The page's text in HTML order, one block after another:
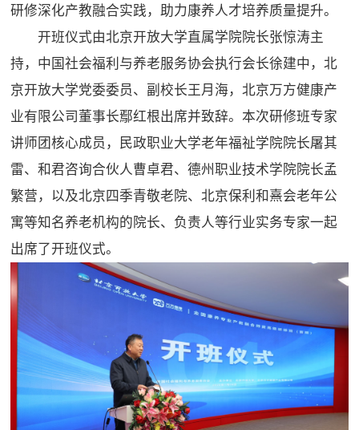
研修深化产教融合实践，助力康养人才培养质量提升。
开班仪式由北京开放大学直属学院院长张惊涛主
持，中国社会福利与养老服务协会执行会长徐建中，北
京开放大学党委委员、副校长王月海，北京万方健康产
业有限公司董事长鄢红根出席并致辞。本次研修班专家
讲师团核心成员，民政职业大学老年福祉学院院长屠其
雷、和君咨询合伙人曹卓君、德州职业技术学院院长孟
繁营，以及北京四季青敬老院、北京保利和熹会老年公
寓等知名养老机构的院长、负责人等行业实务专家一起
出席了开班仪式。